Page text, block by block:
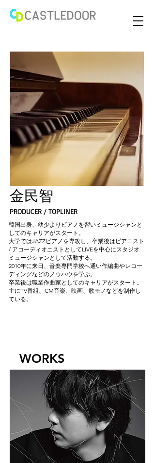
金民智
PRODUCER / TOPLINER
韓国出身、幼少よりピアノを習いミュージシャンと
してのキャリアがスタート。
大学ではJAZZピアノを専攻し、卒業後はピアニスト
/ アコーディオニストとしてLIVEを中心にスタジオ
ミュージシャンとして活動する。
2010年に来日、音楽専門学校へ通い作編曲やレコー
ディングなどのノウハウを学ぶ。
卒業後は職業作曲家としてのキャリアがスタート。
主にTV番組、CM音楽、映画、歌モノなどを制作し
ている。
WORKS